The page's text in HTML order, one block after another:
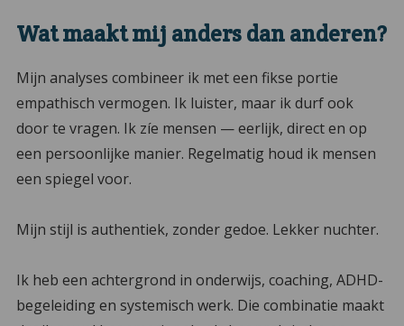
Wat maakt mij anders dan anderen?
Mijn analyses combineer ik met een fikse portie
empathisch vermogen. Ik luister, maar ik durf ook
door te vragen. Ik zíe mensen — eerlijk, direct en op
een persoonlijke manier. Regelmatig houd ik mensen
een spiegel voor.
Mijn stijl is authentiek, zonder gedoe. Lekker nuchter.
Ik heb een achtergrond in onderwijs, coaching, ADHD-
begeleiding en systemisch werk. Die combinatie maakt